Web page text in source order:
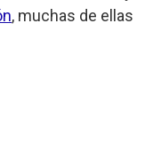
, muchas de ellas